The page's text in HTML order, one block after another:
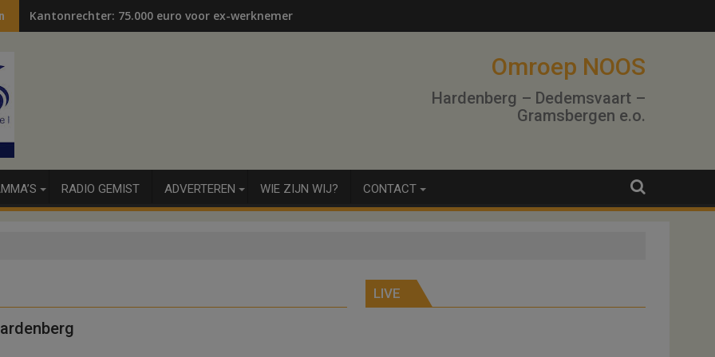
Kantonrechter: 75.000 euro voor ex-werknemers
Omroep NOOS
Hardenberg – Dedemsvaart –
Gramsbergen e.o.
RADIO GEMIST ADVERTEREN WIE ZIJN WIJ? CONTACT
LIVE